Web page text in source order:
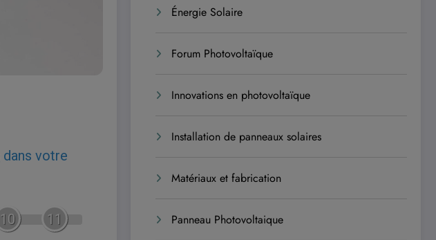
dans votre
10 11
Énergie Solaire
Forum Photovoltaïque
Innovations en photovoltaïque
Installation de panneaux solaires
Matériaux et fabrication
Panneau Photovoltaique